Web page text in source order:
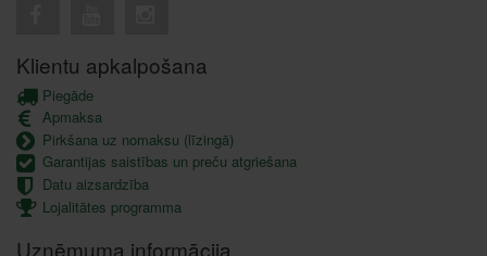
Klientu apkalpošana
Piegāde
Apmaksa
Pirkšana uz nomaksu (līzingā)
Garantijas saistības un preču atgriešana
Datu aizsardzība
Lojalitātes programma
Uzņēmuma informācija